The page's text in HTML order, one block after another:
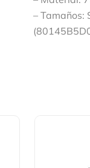
– Tamaños: